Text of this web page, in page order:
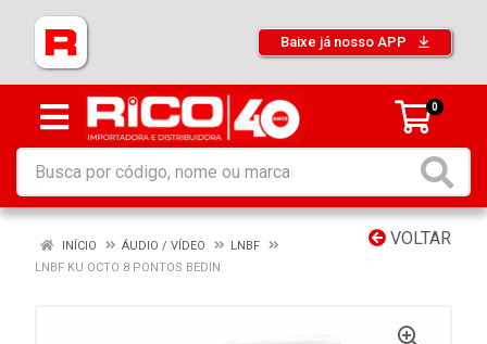
Baixe já nosso APP
0
VOLTAR
INÍCIO ÁUDIO / VÍDEO
LNBF
LNBF KU OCTO 8 PONTOS BEDIN